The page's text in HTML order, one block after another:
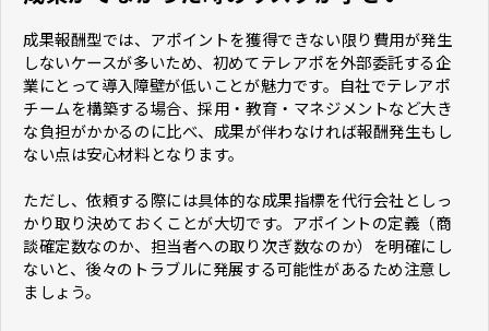
成果報酬型では、アポイントを獲得できない限り費用が発生
しないケースが多いため、初めてテレアポを外部委託する企
業にとって導入障壁が低いことが魅力です。自社でテレアポ
チームを構築する場合、採用・教育・マネジメントなど大き
な負担がかかるのに比べ、成果が伴わなければ報酬発生もし
ない点は安心材料となります。
ただし、依頼する際には具体的な成果指標を代行会社としっ
かり取り決めておくことが大切です。アポイントの定義（商
談確定数なのか、担当者への取り次ぎ数なのか）を明確にし
ないと、後々のトラブルに発展する可能性があるため注意し
ましょう。